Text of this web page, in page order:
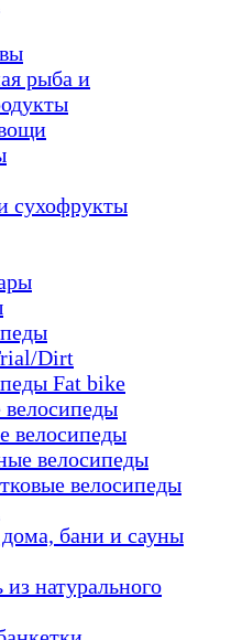
рыба и
сухофрукты
Dirt
Fat bike
велосипеды
велосипеды
велосипеды
бани и сауны
натурального